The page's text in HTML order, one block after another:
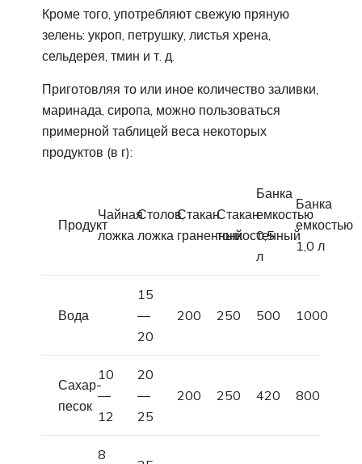
Кроме того, употребляют свежую пряную
зелень: укроп, петрушку, листья хрена,
сельдерея, тмин и т. д.
Приготовляя то или иное количество заливки,
маринада, сиропа, можно пользоваться
примерной таблицей веса некоторых
продуктов (в г):
Продукт
Чайная
ложка
Столов,
ложка
Стакан
граненный
Стакан
тонкостенный
Банка
емкостью
0,5
л
Банка
емкостью
1,0 л
Вода
15
—
20
200 250 500 1000
Сахар-
песок
10
—
12
20
—
25
200 250 420 800
8